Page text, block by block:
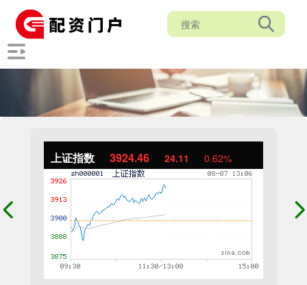
上证指数 3924.46 24.11 0.62%